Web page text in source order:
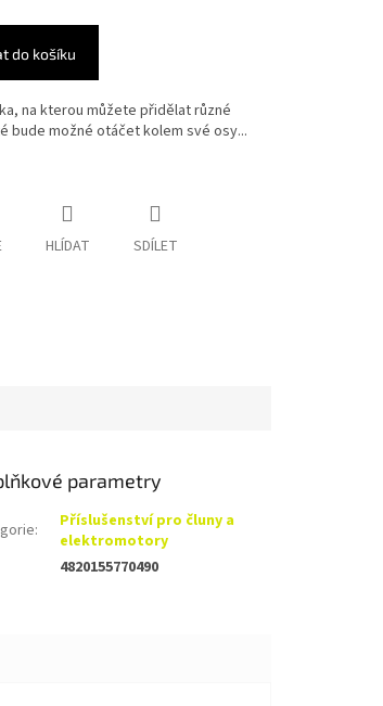
do košíku
na kterou můžete přidělat různé
bude možné otáčet kolem své osy...
HLÍDAT SDÍLET
parametry
:
Příslušenství pro čluny a
elektromotory
4820155770490